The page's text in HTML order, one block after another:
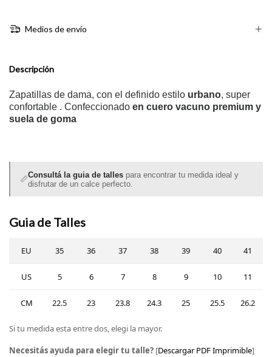
Medios de envío
Descripción
Zapatillas de dama, con el definido estilo urbano, super
confortable . Confeccionado en cuero vacuno premium y
suela de goma
📏Consultá la guia de talles para encontrar tu medida ideal y
disfrutar de un calce perfecto.
Guia de Talles
EU 35 36 37 38 39 40 41
US 5 6 7 8 9 10 11
CM 22.5 23 23.8 24.3 25 25.5 26.2
Si tu medida esta entre dos, elegi la mayor.
Necesitás ayuda para elegir tu talle? [Descargar PDF Imprimible]